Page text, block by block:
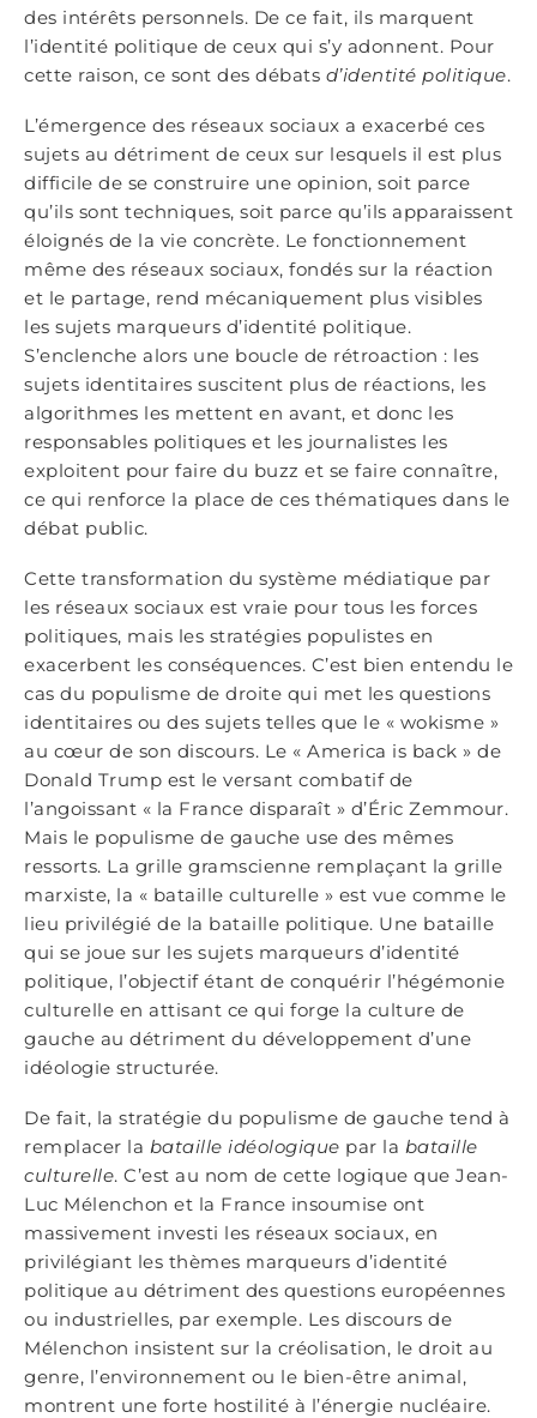
des intérêts personnels. De ce fait, ils marquent
l’identité politique de ceux qui s’y adonnent. Pour
cette raison, ce sont des débats d’identité politique.
L’émergence des réseaux sociaux a exacerbé ces
sujets au détriment de ceux sur lesquels il est plus
difficile de se construire une opinion, soit parce
qu’ils sont techniques, soit parce qu’ils apparaissent
éloignés de la vie concrète. Le fonctionnement
même des réseaux sociaux, fondés sur la réaction
et le partage, rend mécaniquement plus visibles
les sujets marqueurs d’identité politique.
S’enclenche alors une boucle de rétroaction : les
sujets identitaires suscitent plus de réactions, les
algorithmes les mettent en avant, et donc les
responsables politiques et les journalistes les
exploitent pour faire du buzz et se faire connaître,
ce qui renforce la place de ces thématiques dans le
débat public.
Cette transformation du système médiatique par
les réseaux sociaux est vraie pour tous les forces
politiques, mais les stratégies populistes en
exacerbent les conséquences. C’est bien entendu le
cas du populisme de droite qui met les questions
identitaires ou des sujets telles que le « wokisme »
au cœur de son discours. Le « America is back » de
Donald Trump est le versant combatif de
l’angoissant « la France disparaît » d’Éric Zemmour.
Mais le populisme de gauche use des mêmes
ressorts. La grille gramscienne remplaçant la grille
marxiste, la « bataille culturelle » est vue comme le
lieu privilégié de la bataille politique. Une bataille
qui se joue sur les sujets marqueurs d’identité
politique, l’objectif étant de conquérir l’hégémonie
culturelle en attisant ce qui forge la culture de
gauche au détriment du développement d’une
idéologie structurée.
De fait, la stratégie du populisme de gauche tend à
remplacer la bataille idéologique par la bataille
culturelle. C’est au nom de cette logique que Jean-
Luc Mélenchon et la France insoumise ont
massivement investi les réseaux sociaux, en
privilégiant les thèmes marqueurs d’identité
politique au détriment des questions européennes
ou industrielles, par exemple. Les discours de
Mélenchon insistent sur la créolisation, le droit au
genre, l’environnement ou le bien-être animal,
montrent une forte hostilité à l’énergie nucléaire.